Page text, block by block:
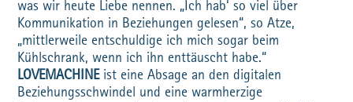
was wir heute Liebe nennen. „Ich hab‘ so viel über
Kommunikation in Beziehungen gelesen“, so Atze,
„mittlerweile entschuldige ich mich sogar beim
Kühlschrank, wenn ich ihn enttäuscht habe.“
LOVEMACHINEist eine Absage an den digitalen
Beziehungsschwindel und eine warmherzige